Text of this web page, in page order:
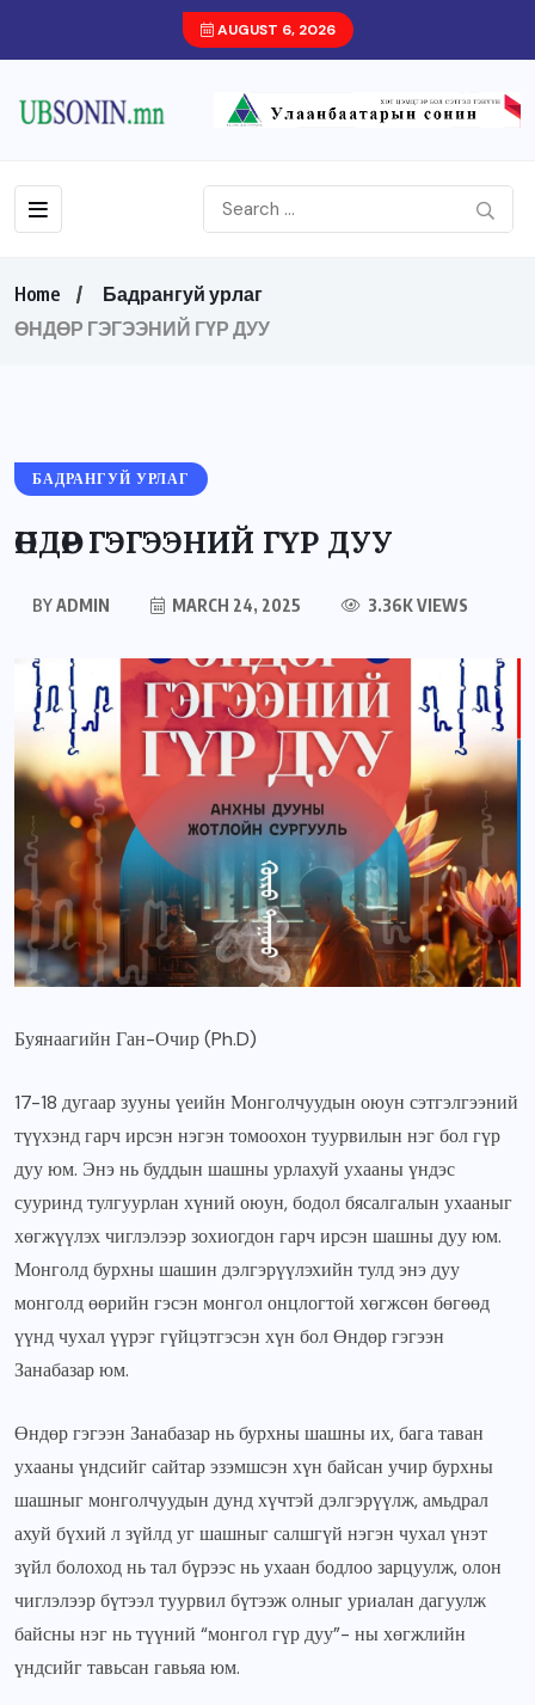
AUGUST 6, 2026
Home
Бадрангуй урлаг
ӨНДӨР ГЭГЭЭНИЙ ГҮР ДУУ
БАДРАНГУЙ УРЛАГ
ӨНДӨР ГЭГЭЭНИЙ ГҮР ДУУ
BYADMIN MARCH 24, 2025 3.36K VIEWS
Буянаагийн Ган-Очир (Ph.D)
17-18 дугаар зууны үеийн Монголчуудын оюун сэтгэлгээний
түүхэнд гарч ирсэн нэгэн томоохон туурвилын нэг бол гүр
дуу юм. Энэ нь буддын шашны урлахуй ухааны үндэс
сууринд тулгуурлан хүний оюун, бодол бясалгалын ухааныг
хөгжүүлэх чиглэлээр зохиогдон гарч ирсэн шашны дуу юм.
Монголд бурхны шашин дэлгэрүүлэхийн тулд энэ дуу
монголд өөрийн гэсэн монгол онцлогтой хөгжсөн бөгөөд
үүнд чухал үүрэг гүйцэтгэсэн хүн бол Өндөр гэгээн
Занабазар юм.
Өндөр гэгээн Занабазар нь бурхны шашны их, бага таван
ухааны үндсийг сайтар эзэмшсэн хүн байсан учир бурхны
шашныг монголчуудын дунд хүчтэй дэлгэрүүлж, амьдрал
ахуй бүхий л зүйлд уг шашныг салшгүй нэгэн чухал үнэт
зүйл болоход нь тал бүрээс нь ухаан бодлоо зарцуулж, олон
чиглэлээр бүтээл туурвил бүтээж олныг уриалан дагуулж
байсны нэг нь түүний “монгол гүр дуу”- ны хөгжлийн
үндсийг тавьсан гавьяа юм.